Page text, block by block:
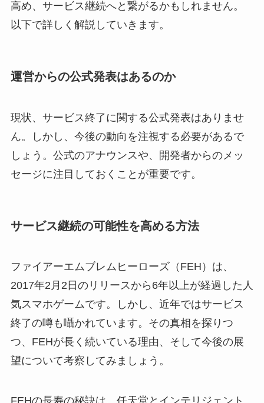
高め、サービス継続へと繋がるかもしれません。
以下で詳しく解説していきます。
運営からの公式発表はあるのか
現状、サービス終了に関する公式発表はありませ
ん。しかし、今後の動向を注視する必要があるで
しょう。公式のアナウンスや、開発者からのメッ
セージに注目しておくことが重要です。
サービス継続の可能性を高める方法
ファイアーエムブレムヒーローズ（FEH）は、
2017年2月2日のリリースから6年以上が経過した人
気スマホゲームです。しかし、近年ではサービス
終了の噂も囁かれています。その真相を探りつ
つ、FEHが長く続いている理由、そして今後の展
望について考察してみましょう。